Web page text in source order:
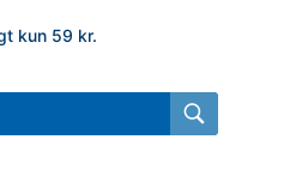
kun 59 kr.